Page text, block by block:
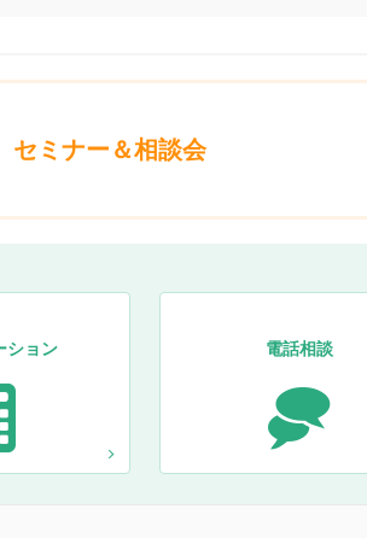
セミナー＆相談会
ション 電話相談